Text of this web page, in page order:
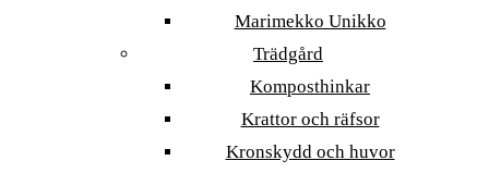
Marimekko Unikko
Trädgård
Komposthinkar
Krattor och räfsor
Kronskydd och huvor